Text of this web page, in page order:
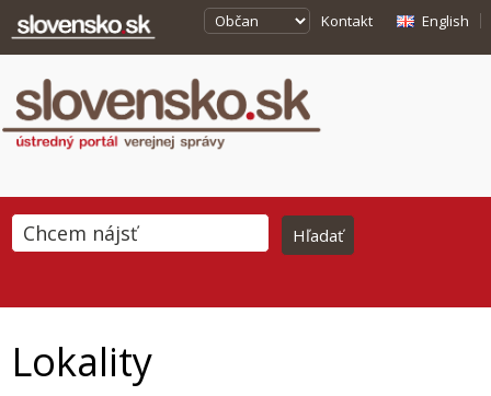
Kontakt English
Lokality